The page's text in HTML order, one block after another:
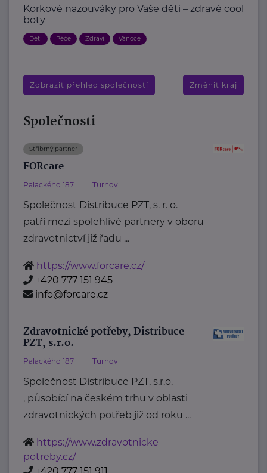
Korkové nazouváky pro Vaše děti – zdravé cool
boty
Děti Péče Zdraví Vánoce
Zobrazit přehled společností Změnit kraj
Společnosti
Stříbrný partner
FORcare
Palackého 187 Turnov
Společnost Distribuce PZT, s. r. o.
patří mezi spolehlivé partnery v oboru
zdravotnictví již řadu ...
https://www.forcare.cz/
+420 777 151 945
info@forcare.cz
Zdravotnické potřeby, Distribuce
PZT, s.r.o.
Palackého 187 Turnov
Společnost Distribuce PZT, s.r.o.
, působící na českém trhu v oblasti
zdravotnických potřeb již od roku ...
https://www.zdravotnicke-
potreby.cz/